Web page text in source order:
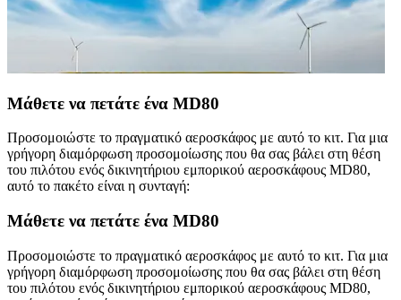
Μάθετε να πετάτε ένα MD80
Προσομοιώστε το πραγματικό αεροσκάφος με αυτό το κιτ. Για μια
γρήγορη διαμόρφωση προσομοίωσης που θα σας βάλει στη θέση
του πιλότου ενός δικινητήριου εμπορικού αεροσκάφους MD80,
αυτό το πακέτο είναι η συνταγή:
Μάθετε να πετάτε ένα MD80
Προσομοιώστε το πραγματικό αεροσκάφος με αυτό το κιτ. Για μια
γρήγορη διαμόρφωση προσομοίωσης που θα σας βάλει στη θέση
του πιλότου ενός δικινητήριου εμπορικού αεροσκάφους MD80,